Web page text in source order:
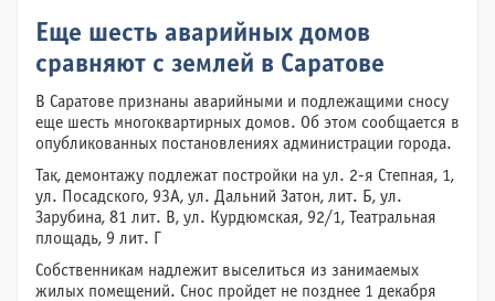
Еще шесть аварийных домов
сравняют с землей в Саратове
В Саратове признаны аварийными и подлежащими сносу
еще шесть многоквартирных домов. Об этом сообщается в
опубликованных постановлениях администрации города.
Так, демонтажу подлежат постройки на ул. 2-я Степная, 1,
ул. Посадского, 93А, ул. Дальний Затон, лит. Б, ул.
Зарубина, 81 лит. В, ул. Курдюмская, 92/1, Театральная
площадь, 9 лит. Г
Собственникам надлежит выселиться из занимаемых
жилых помещений. Снос пройдет не позднее 1 декабря